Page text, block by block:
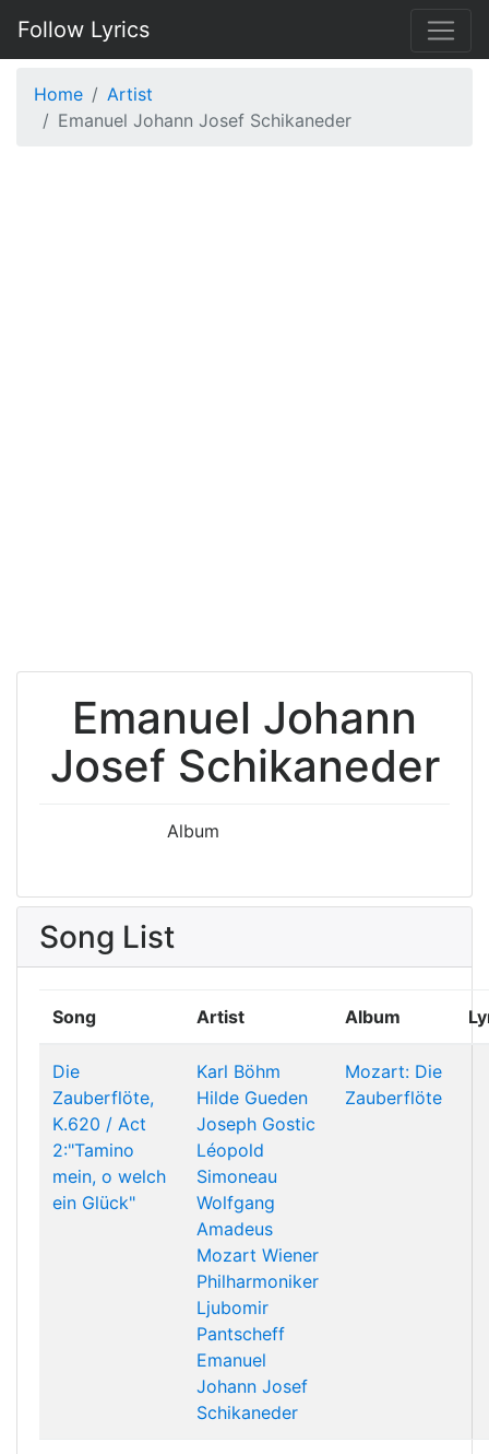
Follow Lyrics
Home
Artist
Emanuel Johann Josef Schikaneder
Emanuel Johann
Josef Schikaneder
Album
Song List
Song Artist Album
Die
Zauberflöte,
K.620 / Act
2:"Tamino
mein, o welch
ein Glück"
Karl Böhm
Hilde Gueden
Joseph Gostic
Léopold
Simoneau
Wolfgang
Amadeus
Mozart Wiener
Philharmoniker
Ljubomir
Pantscheff
Emanuel
Johann Josef
Schikaneder
Mozart: Die
Zauberflöte